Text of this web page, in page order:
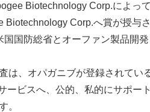
Biotechnology Corp.によっ
Biotechnology Corp.へ賞が授与
国国防総省とオーファン製品開発
は、オパガニブが登録されてい
ービスへ、公的、私的にサポー
。